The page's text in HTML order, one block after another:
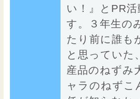
い！』とPR
す。３年生の
たり前に誰も
と思っていた
産品のねずみ
ャラのねずこ